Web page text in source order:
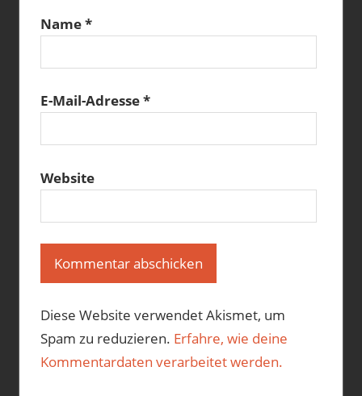
Name*
E-Mail-Adresse*
Website
Diese Website verwendet Akismet, um
Spam zu reduzieren. Erfahre, wie deine
Kommentardaten verarbeitet werden.